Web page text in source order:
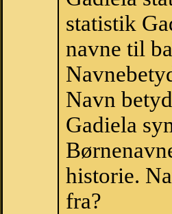
statistik
navne til
Navn
Gadiela
historie.
fra?